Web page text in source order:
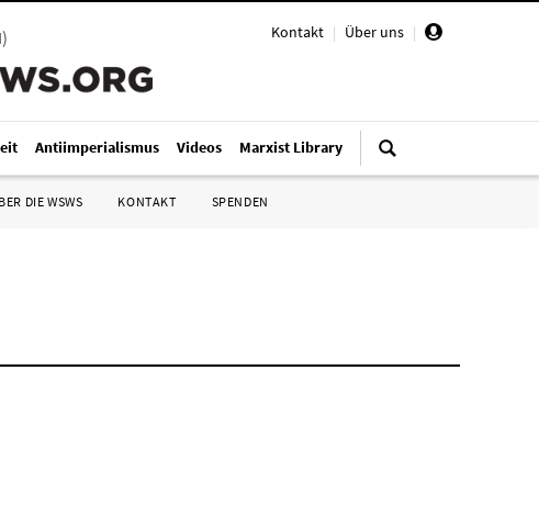
Kontakt | Über uns |
)
Antiimperialismus Videos Marxist Library
DIE WSWS KONTAKT SPENDEN